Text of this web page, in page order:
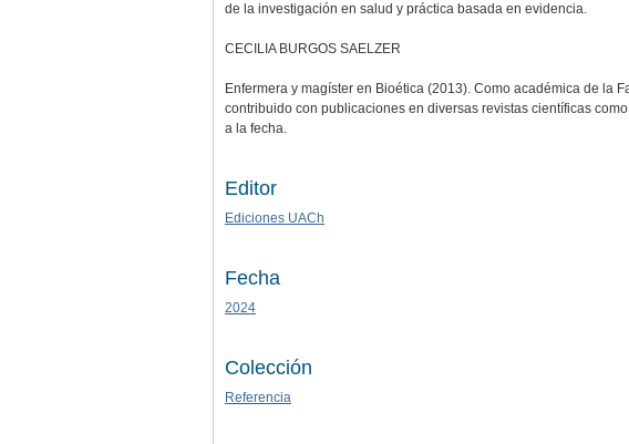
de la investigación en salud y práctica basada en evidencia.
CECILIA BURGOS SAELZER
Enfermera y magíster en Bioética (2013). Como académica de la
contribuido con publicaciones en diversas revistas científicas
a la fecha.
Editor
Ediciones UACh
Fecha
2024
Colección
Referencia